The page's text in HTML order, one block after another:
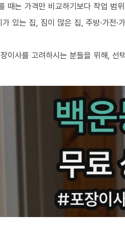
때는 가격만 비교하기보다 작업 범
있는 집, 짐이 많은 집, 주방·가전
이사를 고려하시는 분들을 위해,